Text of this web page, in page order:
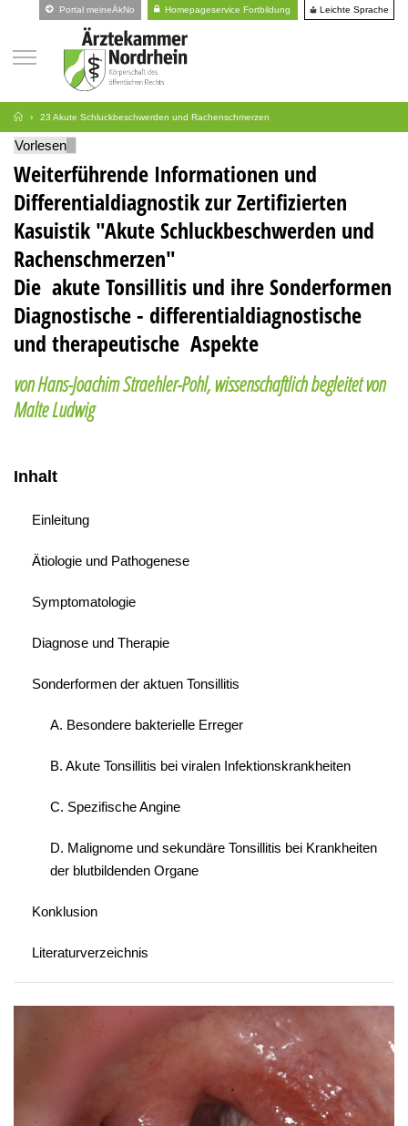
Portal meineÄkNo Homepageservice Fortbildung Leichte Sprache
23 Akute Schluckbeschwerden und Rachenschmerzen
Vorlesen
Weiterführende Informationen und
Differentialdiagnostik zur Zertifizierten
Kasuistik "Akute Schluckbeschwerden und
Rachenschmerzen"
Die akute Tonsillitis und ihre Sonderformen
Diagnostische - differentialdiagnostische
und therapeutische Aspekte
vonHans-Joachim Straehler-Pohl, wissenschaftlich begleitet von
Malte Ludwig
Inhalt
Einleitung
Ätiologie und Pathogenese
Symptomatologie
Diagnose und Therapie
Sonderformen der aktuen Tonsillitis
A. Besondere bakterielle Erreger
B. Akute Tonsillitis bei viralen Infektionskrankheiten
C. Spezifische Angine
D. Malignome und sekundäre Tonsillitis bei Krankheiten
der blutbildenden Organe
Konklusion
Literaturverzeichnis